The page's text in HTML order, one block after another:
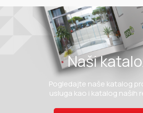
Naši
Pogledajte naše katalog
usluga kao i katalog naših